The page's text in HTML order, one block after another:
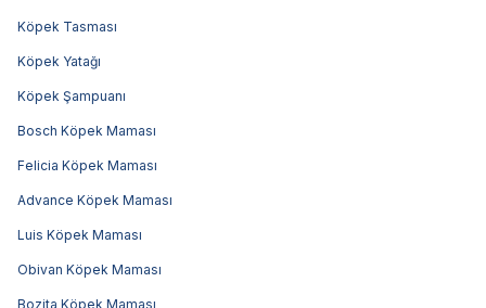
Köpek Tasması
Köpek Yatağı
Köpek Şampuanı
Bosch Köpek Maması
Felicia Köpek Maması
Advance Köpek Maması
Luis Köpek Maması
Obivan Köpek Maması
Bozita Köpek Maması